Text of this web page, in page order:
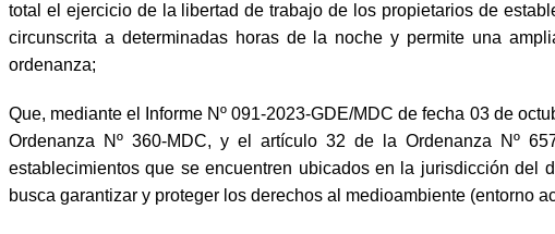
total el ejercicio de la libertad de trabajo de los propietarios de
circunscrita a determinadas horas de la noche y permite una
ordenanza;
Que, mediante el Informe Nº 091-2023-GDE/MDC de fecha 03 de
Ordenanza Nº 360-MDC, y el artículo 32 de la Ordenanza Nº
establecimientos que se encuentren ubicados en la jurisdicción del
busca garantizar y proteger los derechos al medioambiente (entorno